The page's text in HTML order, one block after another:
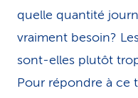
quelle quantité
vraiment besoin?
sont-elles plutôt
Pour répondre à ce